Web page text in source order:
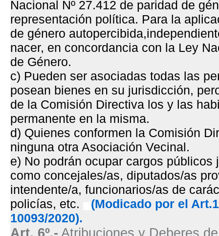
Nacional Nº 27.412 de paridad de
representación política. Para la
de género
nacer, en concordancia con la Ley
de Género.
c) Pueden ser asociadas todas las
posean bienes en su jurisdicción,
de la Comisión Directiva los y las
permanente en la misma.
d) Quienes conformen la Comisión
ninguna otra Asociación Vecinal.
e) No podrán ocupar cargos
como concejales/as, diputados/as
intendente/a, funcionarios/as de
policías, etc.
(Modicado por el
10093/2020).